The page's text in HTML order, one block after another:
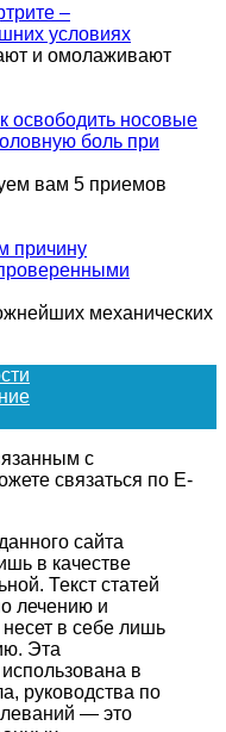
–
условиях
и омолаживают
освободить носовые
боль при
вам 5 приемов
причину
механических
с
связаться по E-
сайта
в качестве
Текст статей
лечению и
несет в себе лишь
Эта
в
руководства по
— это